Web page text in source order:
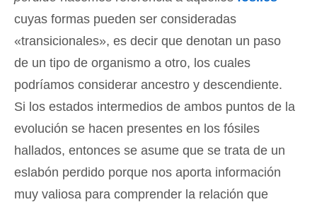
cuyas formas pueden ser consideradas
«transicionales», es decir que denotan un paso
de un tipo de organismo a otro, los cuales
podríamos considerar ancestro y descendiente.
Si los estados intermedios de ambos puntos de la
evolución se hacen presentes en los fósiles
hallados, entonces se asume que se trata de un
eslabón perdido porque nos aporta información
muy valiosa para comprender la relación que